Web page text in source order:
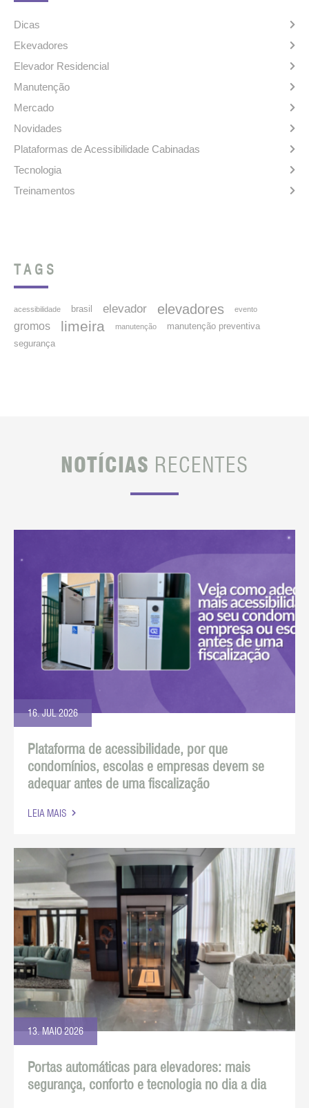
Dicas
Ekevadores
Elevador Residencial
Manutenção
Mercado
Novidades
Plataformas de Acessibilidade Cabinadas
Tecnologia
Treinamentos
TAGS
acessibilidade brasil elevador elevadores evento
gromos limeira manutenção manutenção preventiva
segurança
NOTÍCIAS RECENTES
16. JUL 2026
Plataforma de acessibilidade, por que
condomínios, escolas e empresas devem se
adequar antes de uma fiscalização
LEIA MAIS
13. MAIO 2026
Portas automáticas para elevadores: mais
segurança, conforto e tecnologia no dia a dia